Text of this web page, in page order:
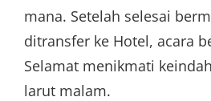
mana. Setelah selesai
ditransfer ke Hotel, acara
Selamat menikmati
larut malam.